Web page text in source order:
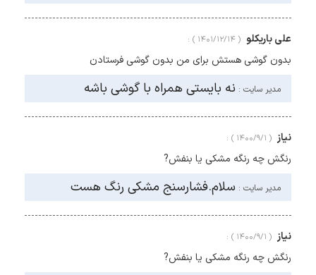
علی باریکلو ( ۱۴۰۱/۱۲/۱۴ ) :
بدون گوشی هستش برای من بدون گوشی فرستادن
مدیر سایت : نه بایستی همراه با گوشی باشه
نیاز ( ۱۴۰۰/۹/۱ ) :
رنگش چه رنگه مشکی یا بنفش?
مدیر سایت : سلام.فشارسنج مشکی رنگ هست
نیاز ( ۱۴۰۰/۹/۱ ) :
رنگش چه رنگه مشکی یا بنفش?